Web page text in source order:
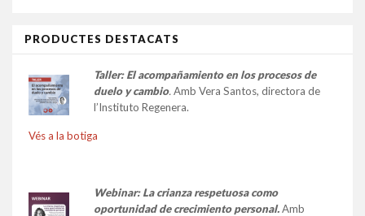
PRODUCTES DESTACATS
Taller: El acompañamiento en los procesos de
duelo y cambio. Amb Vera Santos, directora de
l’Instituto Regenera.
Vés a la botiga
Webinar: La crianza respetuosa como
oportunidad de crecimiento personal.Amb